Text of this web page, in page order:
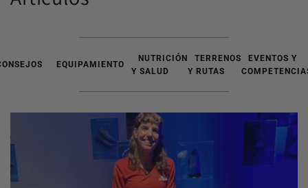
EQUIPAMIENTO
NUTRICIÓN
Y SALUD
TERRENOS
Y RUTAS
EVENTOS Y